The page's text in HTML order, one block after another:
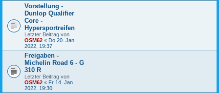
Vorstellung -
Dunlop Qualifier
Core -
Hypersportreifen
Letzter Beitrag von
OSM62 « Do 20. Jan
2022, 19:37
Freigaben -
Michelin Road 6 - G
310 R
Letzter Beitrag von
OSM62 « Fr 14. Jan
2022, 19:30